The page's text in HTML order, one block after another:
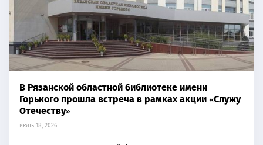
В Рязанской областной библиотеке имени
Горького прошла встреча в рамках акции «Служу
Отечеству»
июнь 18, 2026